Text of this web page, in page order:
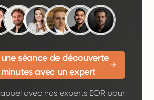
une séance de découverte
avec un expert
avec nos experts EOR pour